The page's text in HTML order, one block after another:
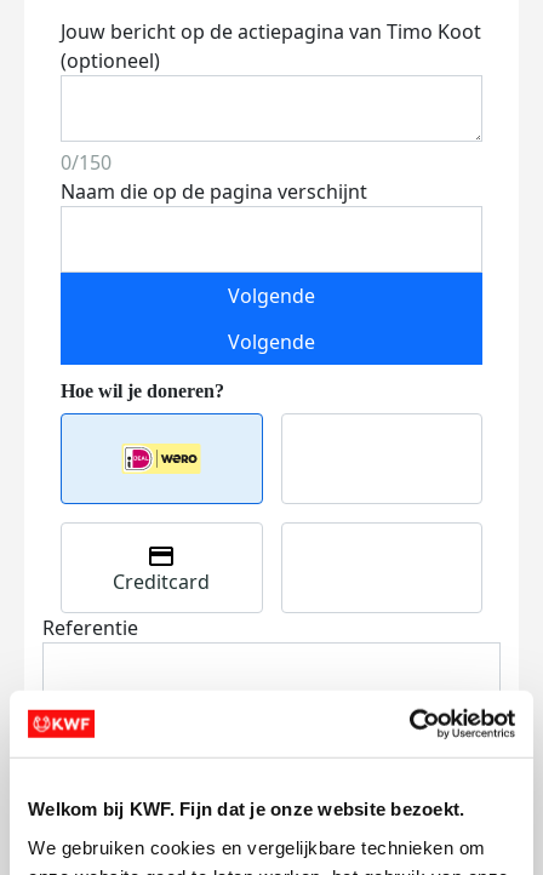
Welkom bij KWF. Fijn dat je onze website bezoekt.
We gebruiken cookies en vergelijkbare technieken om
Jouw bericht op de actiepagina van Timo Koot
(optioneel)
0/150
Naam die op de pagina verschijnt
Volgende
Volgende
Creditcard
Referentie
Ik wil bijdragen aan de transactiekosten